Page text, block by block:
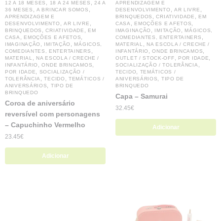
12 A 18 MESES 18 A 24 MESES ,24 A
36 MESES
,A BRINCAR SOMOS
APRENDIZAGEM E
DESENVOLVIMENTO
AR LIVRE
BRINQUEDOS ,CRIATIVIDADE
EM
CASA
EMOÇÕES E AFETOS
IMAGINAÇÃO IMITAÇÃO
MÁGICOS,
COMEDIANTES, ENTERTAINERS
MATERIAL
NA ESCOLA / CRECHE /
INFANTÁRIO
,ONDE BRINCAMOS
POR IDADE
SOCIALIZAÇÃO /
TOLERÂNCIA
,TECIDO ,TEMÁTICOS /
ANIVERSÁRIOS
TIPO DE
BRINQUEDO
Coroa de aniversário
reversível com personagens
– Capuchinho Vermelho
23.45€
Adicionar
APRENDIZAGEM E
DESENVOLVIMENTO
AR LIVRE
BRINQUEDOS ,CRIATIVIDADE
EM
CASA
EMOÇÕES E AFETOS
IMAGINAÇÃO IMITAÇÃO
MÁGICOS,
COMEDIANTES, ENTERTAINERS
MATERIAL
NA ESCOLA / CRECHE /
INFANTÁRIO
,ONDE BRINCAMOS
OUTLET / STOCK-OFF POR IDADE
SOCIALIZAÇÃO / TOLERÂNCIA
TECIDO
TEMÁTICOS /
ANIVERSÁRIOS
TIPO DE
BRINQUEDO
Capa – Samurai
32.45€
Adicionar